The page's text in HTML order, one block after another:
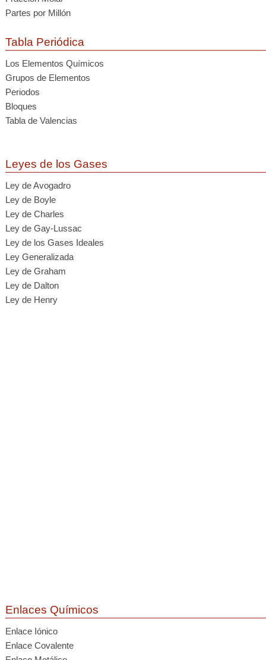
Partes por Millón
Tabla Periódica
Los Elementos Químicos
Grupos de Elementos
Periodos
Bloques
Tabla de Valencias
Leyes de los Gases
Ley de Avogadro
Ley de Boyle
Ley de Charles
Ley de Gay-Lussac
Ley de los Gases Ideales
Ley Generalizada
Ley de Graham
Ley de Dalton
Ley de Henry
Enlaces Químicos
Enlace Iónico
Enlace Covalente